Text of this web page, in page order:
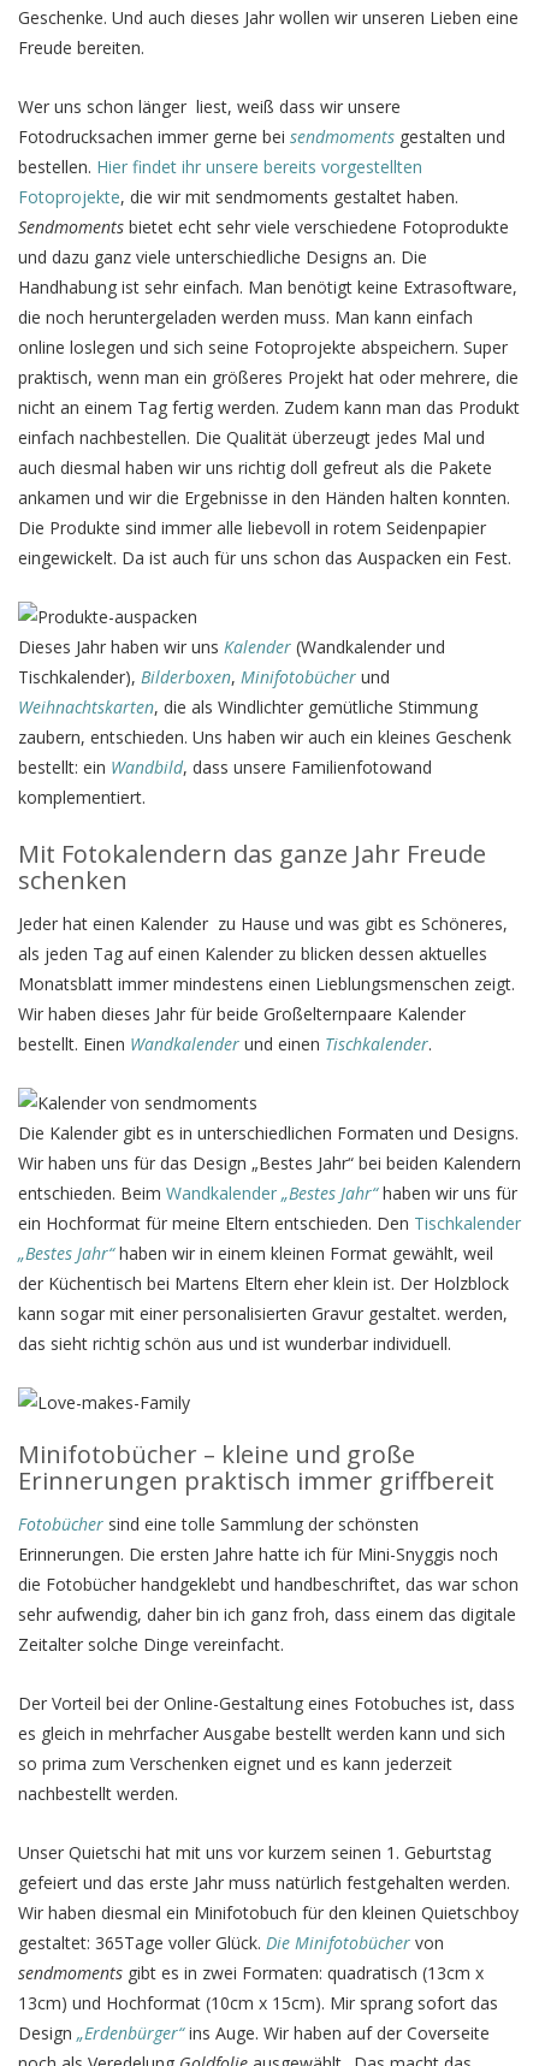
Geschenke. Und auch dieses Jahr wollen wir unseren Lieben eine
Freude bereiten.
Wer uns schon länger liest, weiß dass wir unsere
Fotodrucksachen immer gerne bei sendmoments gestalten und
bestellen. Hier findet ihr unsere bereits vorgestellten
Fotoprojekte, die wir mit sendmoments gestaltet haben.
Sendmoments bietet echt sehr viele verschiedene Fotoprodukte
und dazu ganz viele unterschiedliche Designs an. Die
Handhabung ist sehr einfach. Man benötigt keine Extrasoftware,
die noch heruntergeladen werden muss. Man kann einfach
online loslegen und sich seine Fotoprojekte abspeichern. Super
praktisch, wenn man ein größeres Projekt hat oder mehrere, die
nicht an einem Tag fertig werden. Zudem kann man das Produkt
einfach nachbestellen. Die Qualität überzeugt jedes Mal und
auch diesmal haben wir uns richtig doll gefreut als die Pakete
ankamen und wir die Ergebnisse in den Händen halten konnten.
Die Produkte sind immer alle liebevoll in rotem Seidenpapier
eingewickelt. Da ist auch für uns schon das Auspacken ein Fest.
Dieses Jahr haben wir uns Kalender (Wandkalender und
Tischkalender), Bilderboxen, Minifotobücher und
Weihnachtskarten, die als Windlichter gemütliche Stimmung
zaubern, entschieden. Uns haben wir auch ein kleines Geschenk
bestellt: ein Wandbild, dass unsere Familienfotowand
komplementiert.
Mit Fotokalendern das ganze Jahr Freude
schenken
Jeder hat einen Kalender zu Hause und was gibt es Schöneres,
als jeden Tag auf einen Kalender zu blicken dessen aktuelles
Monatsblatt immer mindestens einen Lieblungsmenschen zeigt.
Wir haben dieses Jahr für beide Großelternpaare Kalender
bestellt. Einen Wandkalender und einen Tischkalender.
Die Kalender gibt es in unterschiedlichen Formaten und Designs.
Wir haben uns für das Design „Bestes Jahr“ bei beiden Kalendern
entschieden. Beim Wandkalender „Bestes Jahr“ haben wir uns für
ein Hochformat für meine Eltern entschieden. Den Tischkalender
„Bestes Jahr“haben wir in einem kleinen Format gewählt, weil
der Küchentisch bei Martens Eltern eher klein ist. Der Holzblock
kann sogar mit einer personalisierten Gravur gestaltet. werden,
das sieht richtig schön aus und ist wunderbar individuell.
Minifotobücher – kleine und große
Erinnerungen praktisch immer griffbereit
Fotobücher sind eine tolle Sammlung der schönsten
Erinnerungen. Die ersten Jahre hatte ich für Mini-Snyggis noch
die Fotobücher handgeklebt und handbeschriftet, das war schon
sehr aufwendig, daher bin ich ganz froh, dass einem das digitale
Zeitalter solche Dinge vereinfacht.
Der Vorteil bei der Online-Gestaltung eines Fotobuches ist, dass
es gleich in mehrfacher Ausgabe bestellt werden kann und sich
so prima zum Verschenken eignet und es kann jederzeit
nachbestellt werden.
Unser Quietschi hat mit uns vor kurzem seinen 1. Geburtstag
gefeiert und das erste Jahr muss natürlich festgehalten werden.
Wir haben diesmal ein Minifotobuch für den kleinen Quietschboy
gestaltet: 365Tage voller Glück. Die Minifotobücher von
sendmoments gibt es in zwei Formaten: quadratisch (13cm x
13cm) und Hochformat (10cm x 15cm). Mir sprang sofort das
Design „Erdenbürger“ ins Auge. Wir haben auf der Coverseite